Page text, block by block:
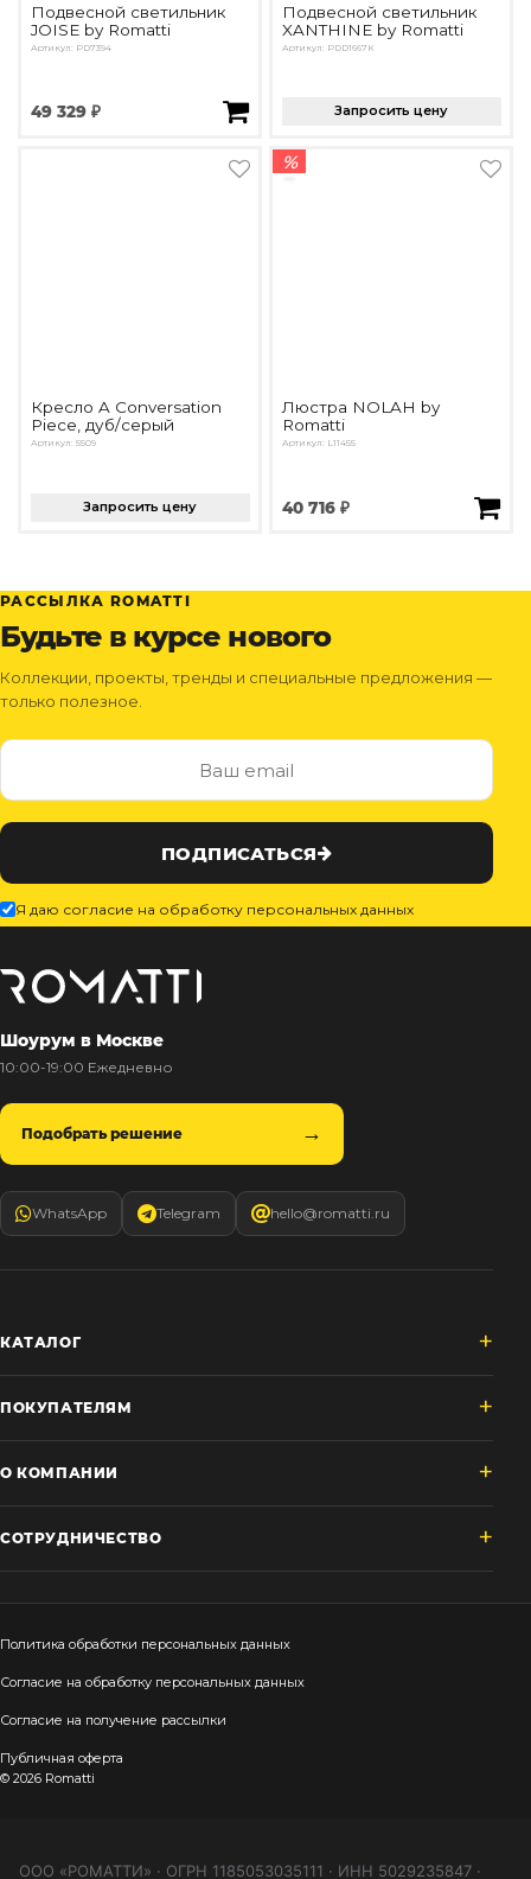
Подвесной светильник
JOISE by Romatti
Артикул: PD7394
49 329 ₽
Подвесной светильник
XANTHINE by Romatti
Артикул: PDD1667K
Запросить цену
Кресло A Conversation
Piece, дуб/серый
Артикул: 5509
Запросить цену
%
Люстра NOLAH by
Romatti
Артикул: L11455
40 716 ₽
РАССЫЛКА ROMATTI
Будьте в курсе нового
Коллекции, проекты, тренды и специальные предложения —
только полезное.
ПОДПИСАТЬСЯ
Я даю согласие на обработку персональных данных
Шоурум в Москве
10:00-19:00 Ежедневно
Подобрать решение
WhatsApp Telegram hello@romatti.ru
КАТАЛОГ
ПОКУПАТЕЛЯМ
О КОМПАНИИ
СОТРУДНИЧЕСТВО
Политика обработки персональных данных
Согласие на обработку персональных данных
Согласие на получение рассылки
Публичная оферта
© 2026 Romatti
ООО «РОМАТТИ» · ОГРН 1185053035111 · ИНН 5029235847 ·